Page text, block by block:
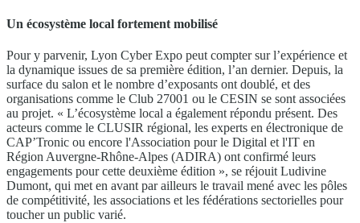
Un écosystème local fortement mobilisé
Pour y parvenir, Lyon Cyber Expo peut compter sur l’expérience et
la dynamique issues de sa première édition, l’an dernier. Depuis, la
surface du salon et le nombre d’exposants ont doublé, et des
organisations comme le Club 27001 ou le CESIN se sont associées
au projet. « L’écosystème local a également répondu présent. Des
acteurs comme le CLUSIR régional, les experts en électronique de
CAP’Tronic ou encore l'Association pour le Digital et l'IT en
Région Auvergne-Rhône-Alpes (ADIRA) ont confirmé leurs
engagements pour cette deuxième édition », se réjouit Ludivine
Dumont, qui met en avant par ailleurs le travail mené avec les pôles
de compétitivité, les associations et les fédérations sectorielles pour
toucher un public varié.